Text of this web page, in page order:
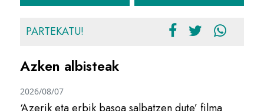
PARTEKATU!
Azken albisteak
2026/08/07